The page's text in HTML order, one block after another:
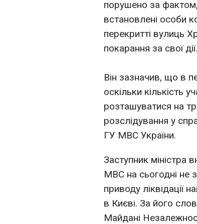
порушено за
встановлені особи
перекритті вулиць
покарання за свої дії.
Він зазначив, що в
оскільки кількість
розташуватися на
розслідування у
ГУ МВС України.
Заступник міністра
МВС на сьогодні не
приводу ліквідації
в Києві. За його
Майдані